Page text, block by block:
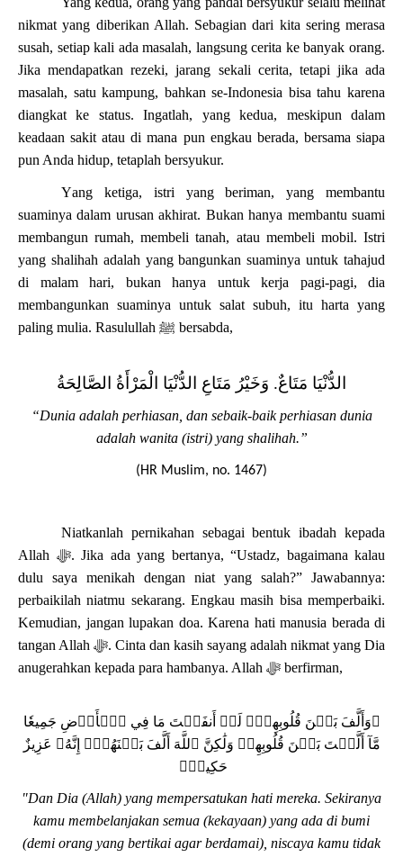
nikmat yang diberikan Allah. Sebagian dari kita sering merasa
susah, setiap kali ada masalah, langsung cerita ke banyak orang.
Jika mendapatkan rezeki, jarang sekali cerita, tetapi jika ada
masalah, satu kampung, bahkan se-Indonesia bisa tahu karena
diangkat ke status. Ingatlah, yang kedua, meskipun dalam
keadaan sakit atau di mana pun engkau berada, bersama siapa
pun Anda hidup, tetaplah bersyukur.
Yang ketiga, istri yang beriman, yang membantu
suaminya dalam urusan akhirat. Bukan hanya membantu suami
membangun rumah, membeli tanah, atau membeli mobil. Istri
yang shalihah adalah yang bangunkan suaminya untuk tahajud
di malam hari, bukan hanya untuk kerja pagi-pagi, dia
membangunkan suaminya untuk salat subuh, itu harta yang
paling mulia. Rasulullah ﷺ bersabda,
‌الدُّنْيَا ‌مَتَاعٌ. وَخَيْرُ مَتَاعِ الدُّنْيَا الْمَرْأَةُ الصَّالِحَةُ
“Dunia adalah perhiasan, dan sebaik-baik perhiasan dunia
adalah wanita (istri) yang shalihah.”
(HR Muslim, no. 1467)
Niatkanlah pernikahan sebagai bentuk ibadah kepada
Allah ﷻ. Jika ada yang bertanya, “Ustadz, bagaimana kalau
dulu saya menikah dengan niat yang salah?” Jawabannya:
perbaikilah niatmu sekarang. Engkau masih bisa memperbaiki.
Kemudian, jangan lupakan doa. Karena hati manusia berada di
tangan Allah ﷻ. Cinta dan kasih sayang adalah nikmat yang Dia
anugerahkan kepada para hambanya. Allah ﷻ berfirman,
ﵟوَأَلَّفَ بَيۡنَ قُلُوبِهِمۡۚ لَوۡ أَنفَقۡتَ مَا فِي ٱلۡأَرۡضِ جَمِيعٗا
مَّآ أَلَّفۡتَ بَيۡنَ قُلُوبِهِمۡ وَلَٰكِنَّ ٱللَّهَ أَلَّفَ بَيۡنَهُمۡۚ إِنَّهُۥ عَزِيزٌ
حَكِيمٞﵞ
"Dan Dia (Allah) yang mempersatukan hati mereka. Sekiranya
kamu membelanjakan semua (kekayaan) yang ada di bumi
(demi orang yang bertikai agar berdamai), niscaya kamu tidak